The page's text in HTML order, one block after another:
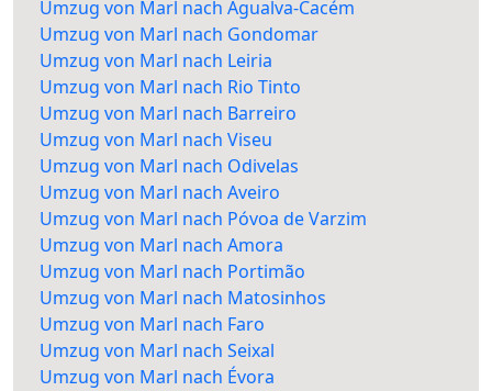
Umzug von Marl nach Agualva-Cacém
Umzug von Marl nach Gondomar
Umzug von Marl nach Leiria
Umzug von Marl nach Rio Tinto
Umzug von Marl nach Barreiro
Umzug von Marl nach Viseu
Umzug von Marl nach Odivelas
Umzug von Marl nach Aveiro
Umzug von Marl nach Póvoa de Varzim
Umzug von Marl nach Amora
Umzug von Marl nach Portimão
Umzug von Marl nach Matosinhos
Umzug von Marl nach Faro
Umzug von Marl nach Seixal
Umzug von Marl nach Évora